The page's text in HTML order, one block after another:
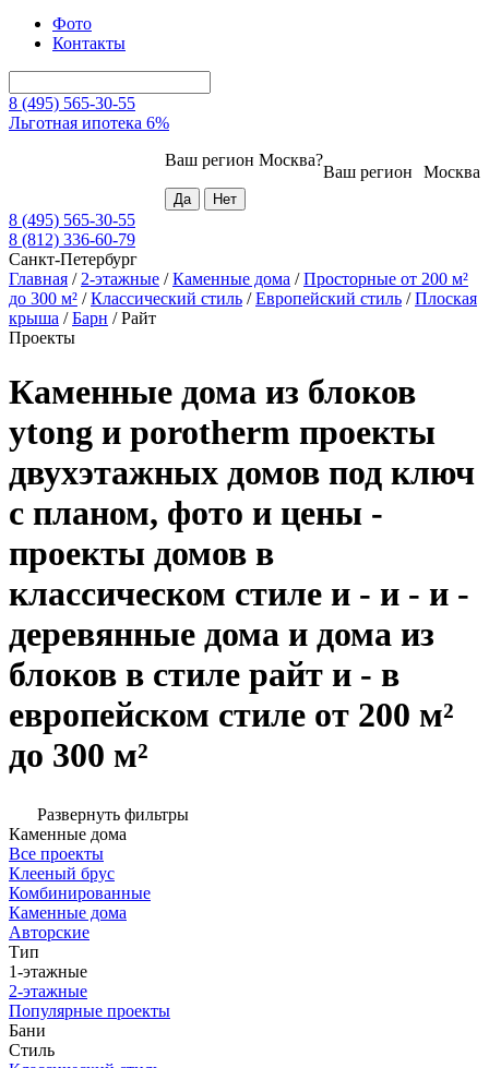
Фото
Контакты
8 (495) 565-30-55
Льготная ипотека 6%
Москва
Ваш регион
Ваш регион Москва?
8 (495) 565-30-55
8 (812) 336-60-79
Санкт-Петербург
Главная / 2-этажные /Каменные дома /Просторные от 200 м²
до 300 м² /Классический стиль /Европейский стиль /Плоская
крыша /Барн /Райт
Проекты
Каменные дома из блоков
ytong и porotherm проекты
двухэтажных домов под ключ
с планом, фото и цены -
проекты домов в
классическом стиле и - и - и -
деревянные дома и дома из
блоков в стиле райт и - в
европейском стиле от 200 м²
до 300 м²
Развернуть фильтры
Каменные дома
Все проекты
Клееный брус
Комбинированные
Каменные дома
Авторские
Тип
1-этажные
2-этажные
Популярные проекты
Бани
Стиль